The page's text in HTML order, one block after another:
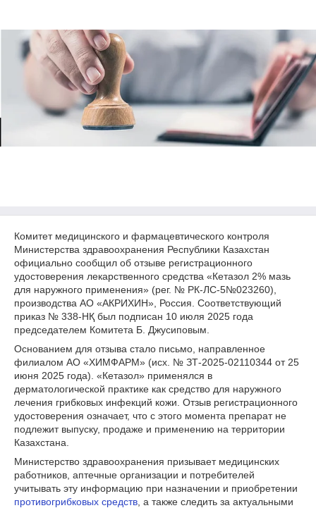
Комитет медицинского и фармацевтического контроля
Министерства здравоохранения Республики Казахстан
официально сообщил об отзыве регистрационного
удостоверения лекарственного средства «Кетазол 2% мазь
для наружного применения» (рег. № РК-ЛС-5№023260),
производства АО «АКРИХИН», Россия. Соответствующий
приказ № 338-НҚ был подписан 10 июля 2025 года
председателем Комитета Б. Джусиповым.
Основанием для отзыва стало письмо, направленное
филиалом АО «ХИМФАРМ» (исх. № ЗТ-2025-02110344 от 25
июня 2025 года). «Кетазол» применялся в
дерматологической практике как средство для наружного
лечения грибковых инфекций кожи. Отзыв регистрационного
удостоверения означает, что с этого момента препарат не
подлежит выпуску, продаже и применению на территории
Казахстана.
Министерство здравоохранения призывает медицинских
работников, аптечные организации и потребителей
учитывать эту информацию при назначении и приобретении
противогрибковых средств , а также следить за актуальными